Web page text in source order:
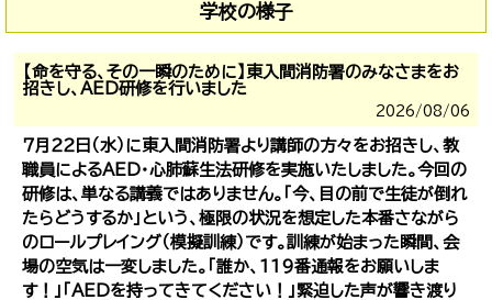
学校の様子
【命を守る、その一瞬のために】東入間消防署のみなさまをお
招きし、AED研修を行いました
2026/08/06
７月２２日（水）に東入間消防署より講師の方々をお招きし、教
職員によるAED・心肺蘇生法研修を実施いたしました。今回の
研修は、単なる講義ではありません。「今、目の前で生徒が倒れ
たらどうするか」という、極限の状況を想定した本番さながら
のロールプレイング（模擬訓練）です。訓練が始まった瞬間、会
場の空気は一変しました。「誰か、119番通報をお願いしま
す！」「AEDを持ってきてください！」緊迫した声が響き渡り